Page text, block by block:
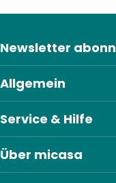
Allgemein
Service & Hilfe
Über micasa
Newsletter